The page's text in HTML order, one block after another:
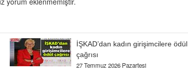
İŞKAD’dan kadın girişimcilere ödül
çağrısı
27 Temmuz 2026 Pazartesi